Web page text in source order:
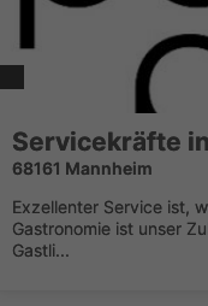
Servicekräfte
68161 Mannheim
Exzellenter Service ist,
Gastronomie ist unser
Gastli...